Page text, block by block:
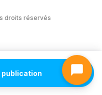
publication
droits réservés